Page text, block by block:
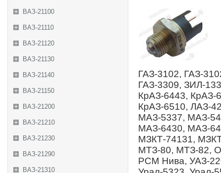
ВАЗ-21100
ВАЗ-21110
ВАЗ-21120
ВАЗ-21130
ВАЗ-21140
ВАЗ-21150
ВАЗ-21200
ВАЗ-21210
ВАЗ-21230
ВАЗ-21290
ВАЗ-21310
ГАЗ-3102, ГАЗ-
ГАЗ-3309, ЗИЛ-
КрАЗ-6443, КрАЗ-
КрАЗ-6510, ЛАЗ-
МАЗ-5337, МАЗ-
МАЗ-6430, МАЗ-
МЗКТ-74131,
МТЗ-80, МТЗ-82,
РСМ Нива, УАЗ-